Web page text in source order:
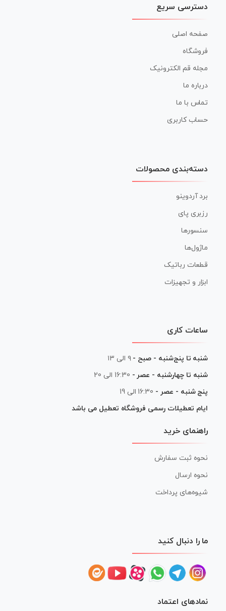
دسترسی سریع
صفحه اصلی
فروشگاه
مجله قم الکترونیک
درباره ما
تماس با ما
حساب کاربری
دسته‌بندی محصولات
برد آردوینو
رزبری پای
سنسورها
ماژول‌ها
قطعات رباتیک
ابزار و تجهیزات
ساعات کاری
شنبه تا پنج‌شنبه - صبح - ۹ الی ۱۳
شنبه تا چهارشنبه - عصر - 16:30 الی 20
پنج شنبه - عصر - 16:30 الی 19
ایام تعطیلات رسمی فروشگاه تعطیل می باشد
راهنمای خرید
نحوه ثبت سفارش
نحوه ارسال
شیوه‌های پرداخت
ما را دنبال کنید
نمادهای اعتماد